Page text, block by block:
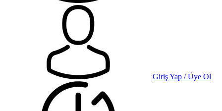
Giriş Yap / Üye Ol